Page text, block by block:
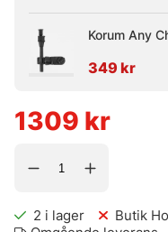
Korum Any
349 kr
1309 kr
2 i lager
Butik